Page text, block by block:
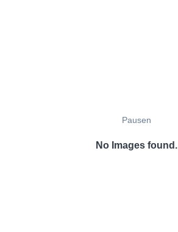
Pausen
No Images found.